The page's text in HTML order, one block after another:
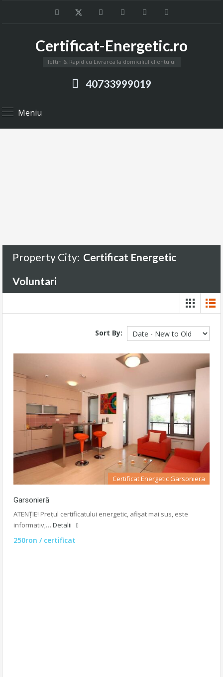
Certificat-Energetic.ro
Ieftin & Rapid cu Livrarea la domiciliul clientului
40733999019
Meniu
Property City: Certificat Energetic
Voluntari
Sort By:
Certificat Energetic Garsoniera
Garsonieră
ATENȚIE! Prețul certificatului energetic, afișat mai sus, este
informativ;… Detalii
250ron / certificat